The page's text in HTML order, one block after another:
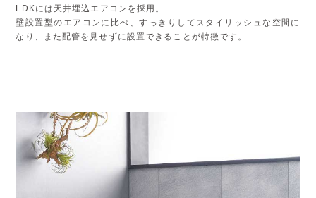
LDKには天井埋込エアコンを採用。
壁設置型のエアコンに比べ、すっきりしてスタイリッシュな空間に
なり、また配管を見せずに設置できることが特徴です。